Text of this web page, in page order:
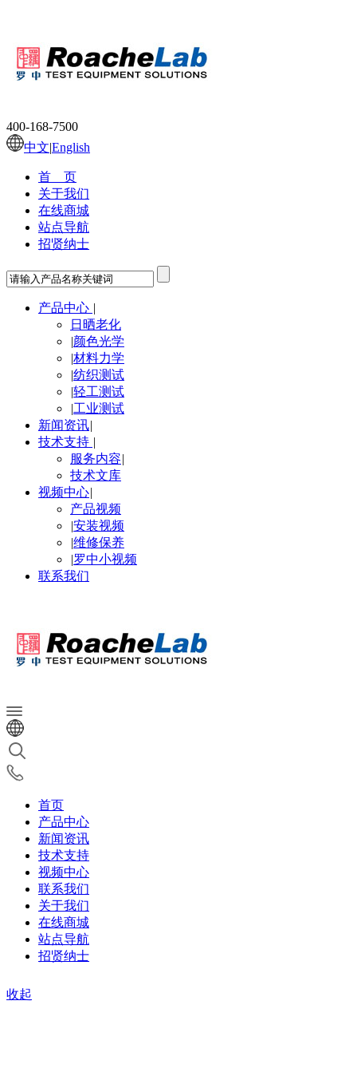
400-168-7500
中文|English
首 页
关于我们
在线商城
站点导航
招贤纳士
产品中心 |
日晒老化
|颜色光学
|材料力学
|纺织测试
|轻工测试
|工业测试
新闻资讯|
技术支持 |
服务内容|
技术文库
视频中心|
产品视频
|安装视频
|维修保养
|罗中小视频
联系我们
首页
产品中心
新闻资讯
技术支持
视频中心
联系我们
关于我们
在线商城
站点导航
招贤纳士
收起